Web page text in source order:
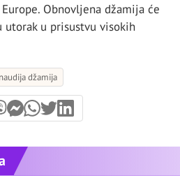
Obnovljena džamija će
u prisustvu visokih
džamija